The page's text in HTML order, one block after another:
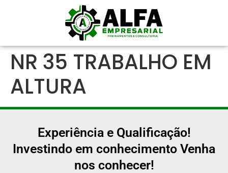
NR 35 TRABALHO EM
ALTURA
Experiência e Qualificação!
Investindo em conhecimento Venha
nos conhecer!